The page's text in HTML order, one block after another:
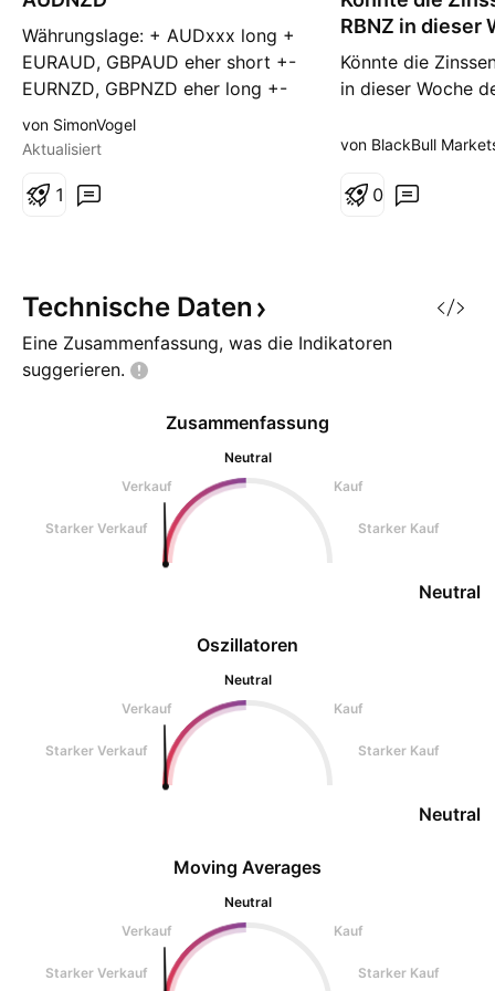
Währungslage: + AUDxxx long +
EURAUD, GBPAUD eher short +-
EURNZD, GBPNZD eher long +-
NZDxxx eher short - NZDJPY
long Fazit: klares Setup, aber
klar, NZD passt eher
von SimonVogel
Aktualisiert
1
RBNZ in dieser
Höchstst...
Könnte die
in dieser Woche
zu früh, um zu
dem
AUD/NZD vor
von BlackBull
0
Technische Daten
Eine Zusammenfassung, was die Indikatoren
suggerieren.
Oszillatoren
Neutral
Verkauf
Kauf
Starker Verkauf Starker Kauf
Neutral
Zusammenfassung
Neutral
Verkauf
Kauf
Starker Verkauf Starker Kauf
Neutral
Moving Averages
Neutral
Verkauf
Kauf
Starker Verkauf Starker Kauf